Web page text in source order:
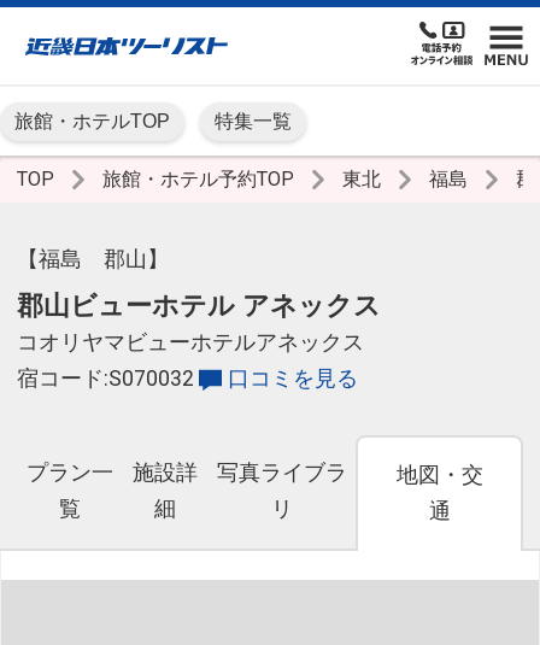
旅館・ホテルTOP 特集一覧
TOP 旅館・ホテル予約TOP 東北 福島
【福島 郡山】
郡山ビューホテル アネックス
コオリヤマビューホテルアネックス
宿コード:S070032
口コミを見る
プラン一
覧
施設詳
細
写真ライブラ
リ
地図・交
通